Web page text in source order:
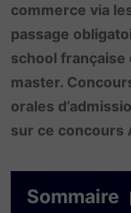
commerce via
passage
school
master.
orales
sur ce concours
Sommaire